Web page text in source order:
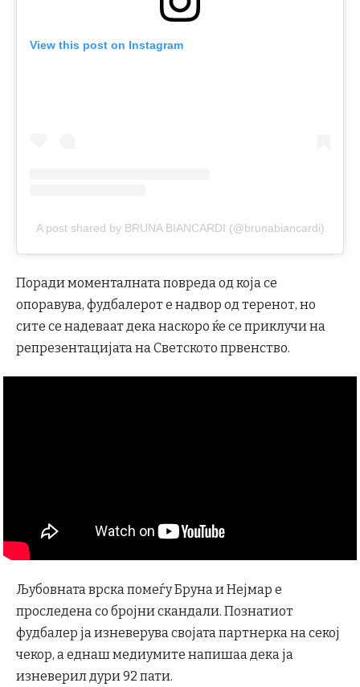
View this post on Instagram
A post shared by BRUNA BIANCARDI (@brunabiancardi)
Поради моменталната повреда од која се
опоравува, фудбалерот е надвор од теренот, но
сите се надеваат дека наскоро ќе се приклучи на
репрезентацијата на Светското првенство.
Љубовната врска помеѓу Бруна и Нејмар е
проследена со бројни скандали. Познатиот
фудбалер ја изневерува својата партнерка на секој
чекор, а еднаш медиумите напишаа дека ја
изневерил дури 92 пати.